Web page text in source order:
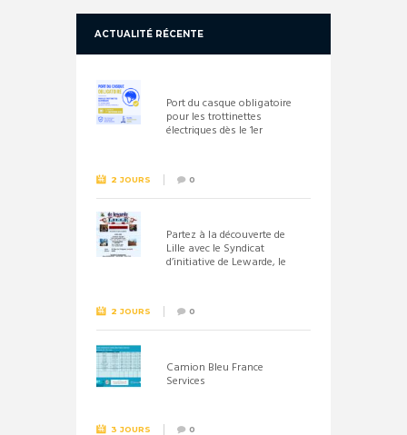
ACTUALITÉ RÉCENTE
Port du casque obligatoire
pour les trottinettes
électriques dès le 1er
2 JOURS 0
Partez à la découverte de
Lille avec le Syndicat
d’initiative de Lewarde, le
2 JOURS 0
Camion Bleu France
Services
3 JOURS 0